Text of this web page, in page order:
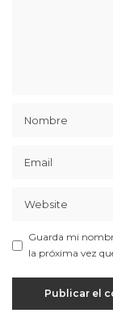
Guarda mi
la próxima vez